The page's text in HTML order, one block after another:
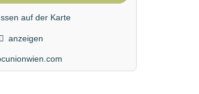
auf der Karte
anzeigen